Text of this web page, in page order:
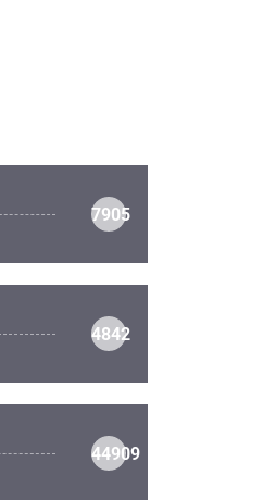
7905
4842
44909